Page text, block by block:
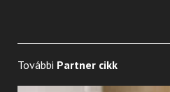
További Partner cikk